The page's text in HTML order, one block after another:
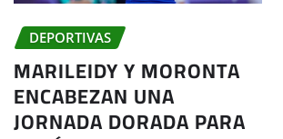
DEPORTIVAS
MARILEIDY Y MORONTA
ENCABEZAN UNA
JORNADA DORADA PARA